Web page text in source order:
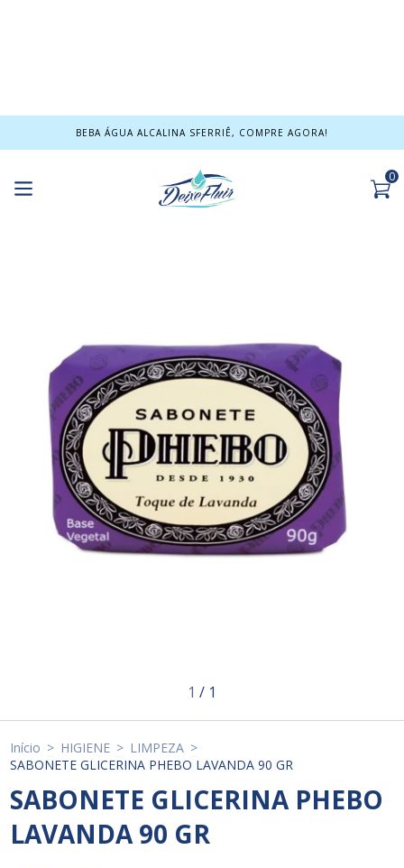
BEBA ÁGUA ALCALINA SFERRIÊ, COMPRE AGORA!
0
1 / 1
Início > HIGIENE > LIMPEZA >
SABONETE GLICERINA PHEBO LAVANDA 90 GR
SABONETE GLICERINA PHEBO
LAVANDA 90 GR